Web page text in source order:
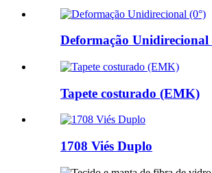
Deformação Unidirecional
Tapete costurado (EMK)
1708 Viés Duplo